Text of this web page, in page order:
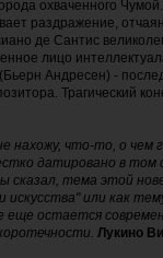
охваченного
раздражение,
де Сантис
лицо
Андресен) -
Трагический
нахожу, что-то, о
датировано в том
сказал, тема этой
искусства" или как
еще остается
Лукино